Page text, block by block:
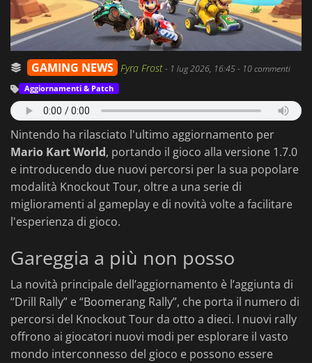
GAMING NEWS Fyra Frost- 1 lug 2026, 16:45- 10 commenti
Aggiornamenti & Patch
Nintendo ha rilasciato l'ultimo aggiornamento per
Mario Kart World, portando il gioco alla versione 1.7.0
e introducendo due nuovi percorsi per la sua popolare
modalità Knockout Tour, oltre a una serie di
miglioramenti al gameplay e di novità volte a facilitare
l'esperienza di gioco.
Gareggia a più non posso
La novità principale dell’aggiornamento è l’aggiunta di
“Drill Rally” e “Boomerang Rally”, che porta il numero di
percorsi del Knockout Tour da otto a dieci. I nuovi rally
offrono ai giocatori nuovi modi per esplorare il vasto
mondo interconnesso del gioco e possono essere